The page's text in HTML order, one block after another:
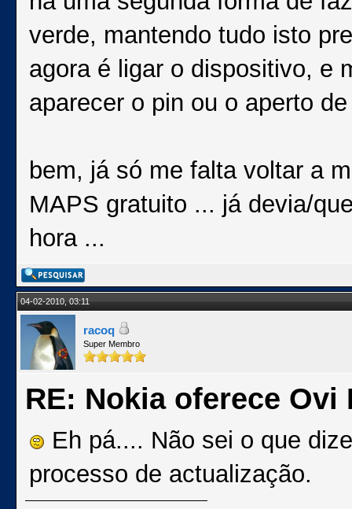
verde, mantendo tudo isto
agora é ligar o dispositivo, e
aparecer o pin ou o aperto
bem, já só me falta voltar a
MAPS gratuito ... já devia/
hora ...
04-02-2010, 03:11
racoq
Super Membro
RE: Nokia oferece Ovi
Eh pá.... Não sei o que
processo de actualização.